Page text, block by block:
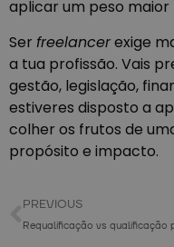
aplicar um peso
Ser freelancerexige
a tua profissão. Vais
gestão, legislação,
estiveres disposto a
colher os frutos de
propósito e impacto.
PREVIOUS